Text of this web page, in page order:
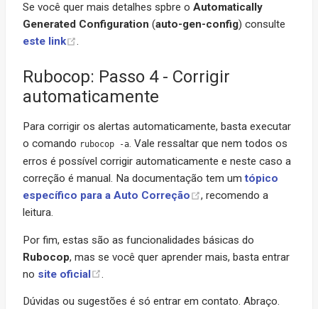
Se você quer mais detalhes spbre o Automatically
Generated Configuration (auto-gen-config) consulte
este link
.
Rubocop: Passo 4 - Corrigir
automaticamente
Para corrigir os alertas automaticamente, basta executar
o comando rubocop -a. Vale ressaltar que nem todos os
erros é possível corrigir automaticamente e neste caso a
correção é manual. Na documentação tem umtópico
específico para a Auto Correção
, recomendo a
leitura.
Por fim, estas são as funcionalidades básicas do
Rubocop, mas se você quer aprender mais, basta entrar
no site oficial .
Dúvidas ou sugestões é só entrar em contato. Abraço.